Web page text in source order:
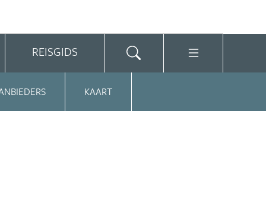
REISGIDS
KAART